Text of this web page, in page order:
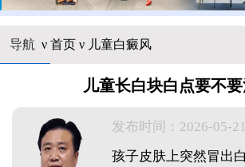
导航 ν 首页ν 儿童白癜风
儿童长白块白点要不
发布时间：2026-05-21
孩子皮肤上突然冒出